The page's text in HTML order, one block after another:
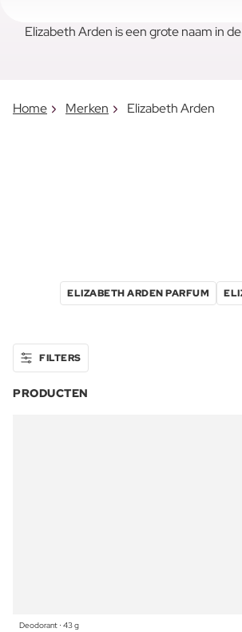
Elizabeth Arden is een grote naam in
Home Merken Elizabeth Arden
ELIZABETH ARDEN PARFUM
FILTERS
PRODUCTEN
Deodorant ⋅ 43 g